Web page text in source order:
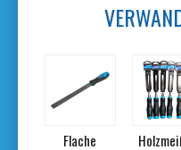
Flache